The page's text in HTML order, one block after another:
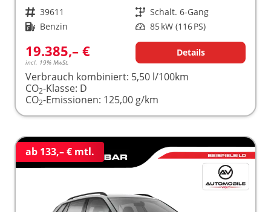
Fahrzeugnr. 39611 Getriebe Schalt. 6-Gang
Kraftstoff Benzin Leistung 85 kW (116 PS)
19.385,– €
incl. 19% MwSt.
Details
Verbrauch kombiniert: 5,50 l/100km
CO2-Klasse: D
CO2-Emissionen: 125,00 g/km
ab 133,– € mtl.